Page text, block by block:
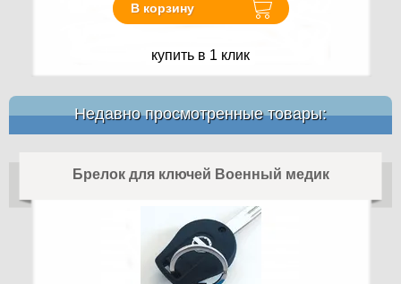
В корзину
купить в 1 клик
Недавно просмотренные товары:
Брелок для ключей Военный медик